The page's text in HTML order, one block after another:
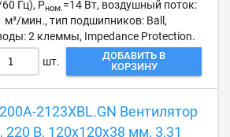
Гц), Pном.=14 Вт, воздушный поток:
м³/мин., тип подшипников: Ball,
2 клеммы, Impedance Protection.
шт.
ДОБАВИТЬ В
КОРЗИНУ
2123XBL.GN Вентилятор
220 В, 120х120х38 мм, 3,31